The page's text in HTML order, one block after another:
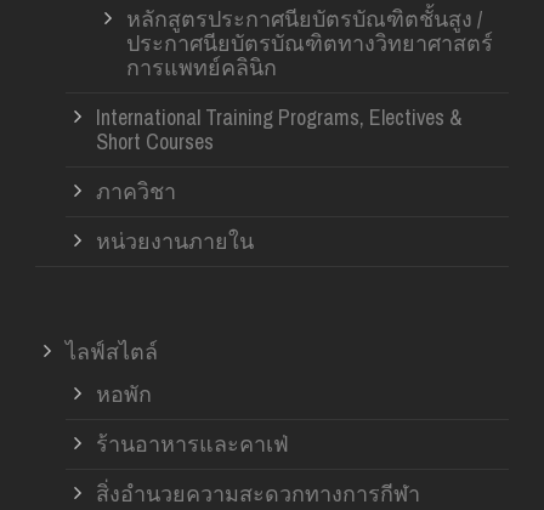
หลักสูตรประกาศนียบัตรบัณฑิตชั้นสูง /
ประกาศนียบัตรบัณฑิตทางวิทยาศาสตร์
การแพทย์คลินิก
International Training Programs, Electives &
Short Courses
ภาควิชา
หน่วยงานภายใน
ไลฟ์สไตล์
หอพัก
ร้านอาหารและคาเฟ่
สิ่งอำนวยความสะดวกทางการกีฬา